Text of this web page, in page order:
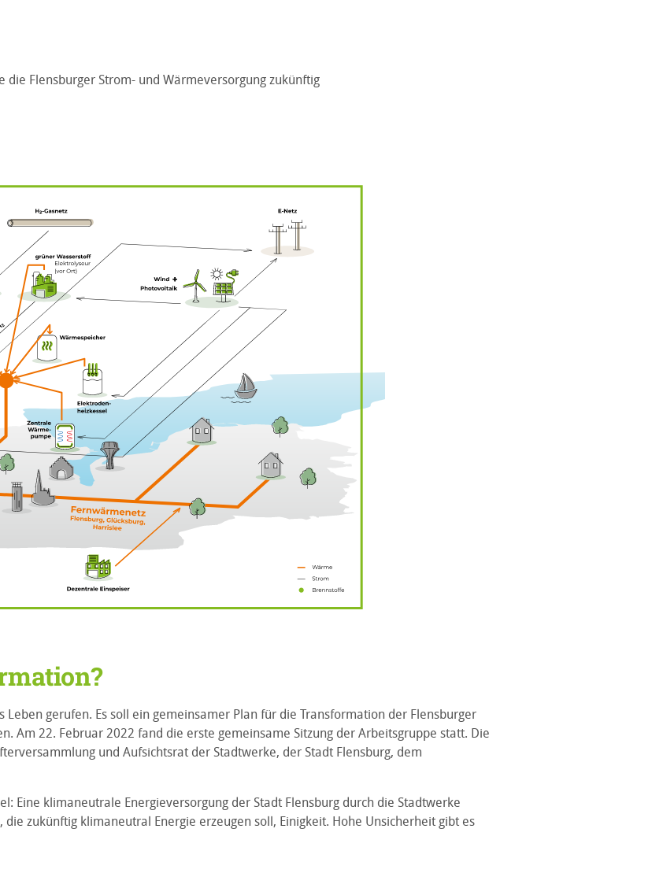
Flensburger Strom- und Wärmeversorgung zukünftig
gerufen. Es soll ein gemeinsamer Plan für die Transformation der Flensburger
Am 22. Februar 2022 fand die erste gemeinsame Sitzung der Arbeitsgruppe statt. Die
und Aufsichtsrat der Stadtwerke, der Stadt Flensburg, dem
Eine klimaneutrale Energieversorgung der Stadt Flensburg durch die Stadtwerke
zukünftig klimaneutral Energie erzeugen soll, Einigkeit. Hohe Unsicherheit gibt es